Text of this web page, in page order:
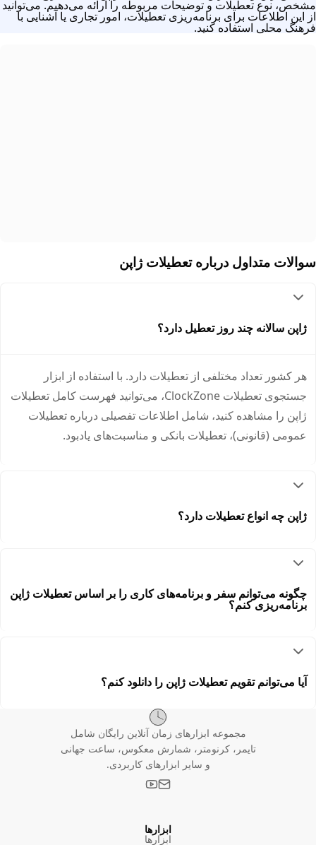
نوع تعطیلات و توضیحات مربوطه را ارائه می‌دهیم. می‌توانید
این اطلاعات برای برنامه‌ریزی تعطیلات، امور تجاری یا آشنایی با
محلی استفاده کنید.
متداول درباره تعطیلات ژاپن
ژاپن سالانه چند روز تعطیل دارد؟
هر کشور تعداد مختلفی از تعطیلات دارد. با استفاده از ابزار
جستجوی تعطیلات ClockZone، می‌توانید فهرست کامل تعطیلات
ژاپن را مشاهده کنید، شامل اطلاعات تفصیلی درباره تعطیلات
عمومی (قانونی)، تعطیلات بانکی و مناسبت‌های یادبود.
ژاپن چه انواع تعطیلات دارد؟
چگونه می‌توانم سفر و برنامه‌های کاری را بر اساس تعطیلات ژاپن
برنامه‌ریزی کنم؟
آیا می‌توانم تقویم تعطیلات ژاپن را دانلود کنم؟
مجموعه ابزارهای زمان آنلاین رایگان شامل
تایمر، کرنومتر، شمارش معکوس، ساعت جهانی
و سایر ابزارهای کاربردی.
ابزارها
ابزارها